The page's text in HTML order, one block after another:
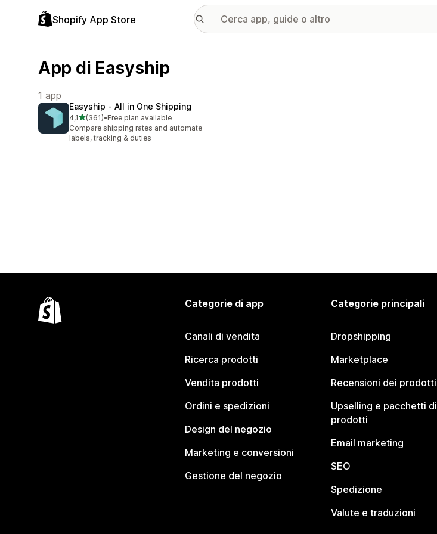
Shopify App Store
App di Easyship
1 app
Easyship ‑ All in One Shipping
4,1stelle su 5
(361)
361 recensioni totali
•Free plan available
Compare shipping rates and automate
labels, tracking & duties
Categorie di app
Canali di vendita
Ricerca prodotti
Vendita prodotti
Ordini e spedizioni
Design del negozio
Marketing e conversioni
Gestione del negozio
Categorie principali
Dropshipping
Marketplace
Recensioni dei prodotti
Upselling e pacchetti di
prodotti
Email marketing
SEO
Spedizione
Valute e traduzioni